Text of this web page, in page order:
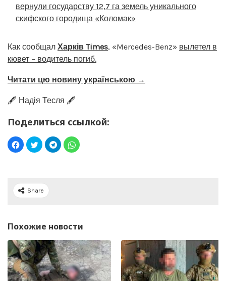
вернули государству 12,7 га земель уникального
скифского городища «Коломак»
Как сообщал Харків Times, «Mercedes-Benz» вылетел в
кювет – водитель погиб.
Читати цю новину українською →
🖋️ Надія Тесля 🖋️
Поделиться ссылкой:
Share
Похожие новости